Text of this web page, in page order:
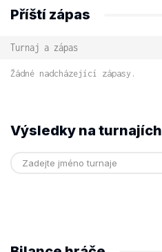
Příští zápas
Turnaj a zápas
Žádné nadcházející zápasy.
Výsledky na turnajích